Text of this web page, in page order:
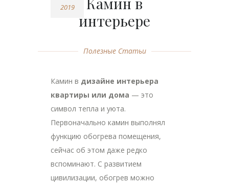
2019
интерьере
Полезные Статьи
Камин в дизайне интерьера
квартиры или дома — это
символ тепла и уюта.
Первоначально камин выполнял
функцию обогрева помещения,
сейчас об этом даже редко
вспоминают. С развитием
цивилизации, обогрев можно